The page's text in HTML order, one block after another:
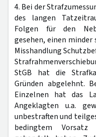
4. Bei der
des langen
Folgen für den
gesehen, einen minder
Misshandlung
StGB hat die
Gründen abgelehnt.
Einzelnen hat das
Angeklagten u.a.
unbestraften und
bedingtem Vorsatz